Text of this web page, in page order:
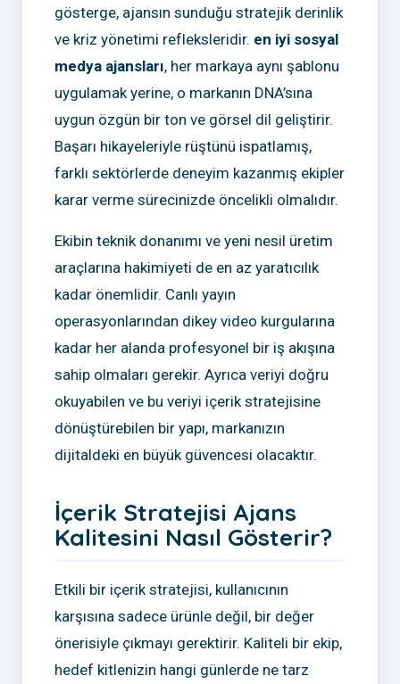
gösterge, ajansın sunduğu stratejik derinlik
ve kriz yönetimi refleksleridir. en iyi sosyal
medya ajansları, her markaya aynı şablonu
uygulamak yerine, o markanın DNA’sına
uygun özgün bir ton ve görsel dil geliştirir.
Başarı hikayeleriyle rüştünü ispatlamış,
farklı sektörlerde deneyim kazanmış ekipler
karar verme sürecinizde öncelikli olmalıdır.
Ekibin teknik donanımı ve yeni nesil üretim
araçlarına hakimiyeti de en az yaratıcılık
kadar önemlidir. Canlı yayın
operasyonlarından dikey video kurgularına
kadar her alanda profesyonel bir iş akışına
sahip olmaları gerekir. Ayrıca veriyi doğru
okuyabilen ve bu veriyi içerik stratejisine
dönüştürebilen bir yapı, markanızın
dijitaldeki en büyük güvencesi olacaktır.
İçerik Stratejisi Ajans
Kalitesini Nasıl Gösterir?
Etkili bir içerik stratejisi, kullanıcının
karşısına sadece ürünle değil, bir değer
önerisiyle çıkmayı gerektirir. Kaliteli bir ekip,
hedef kitlenizin hangi günlerde ne tarz